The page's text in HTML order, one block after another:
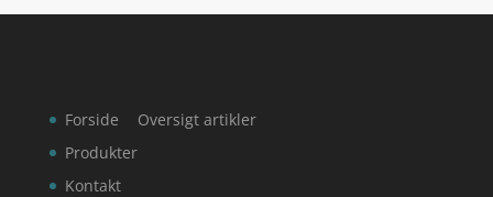
Forside
Produkter
Kontakt
Oversigt artikler